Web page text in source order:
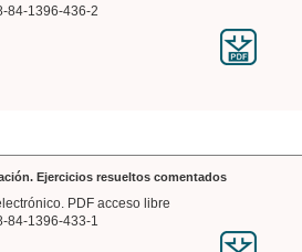
84-1396-436-2
Ejercicios resueltos comentados
PDF acceso libre
84-1396-433-1